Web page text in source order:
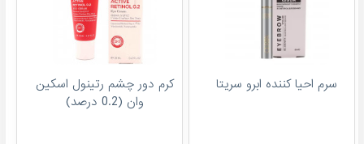
سرم احیا کننده ابرو سریتا
کرم دور چشم رتینول اسکین
وان (0.2 درصد)